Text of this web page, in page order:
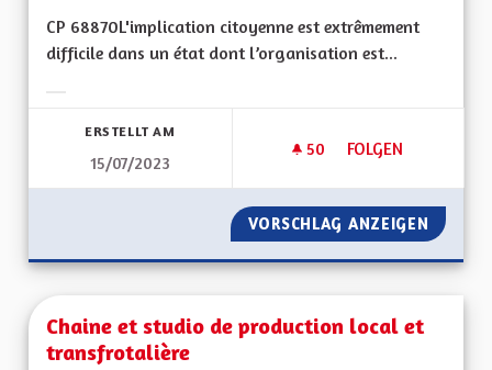
CP 68870L'implication citoyenne est extrêmement
difficile dans un état dont l’organisation est...
ERSTELLT AM
15/07/2023
50 50 FOLLOWER
FOLGEN
POUR UNE
VORSCHLAG ANZEIGEN POUR
Chaine et studio de production local et
transfrotalière